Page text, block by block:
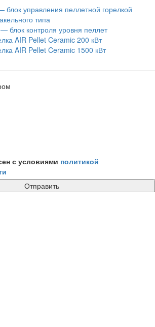
блок управления пеллетной горелкой
типа
блок контроля уровня пеллет
AIR Pellet Ceramic 200 кВт
AIR Pellet Ceramic 1500 кВт
с условиями политикой
Отправить